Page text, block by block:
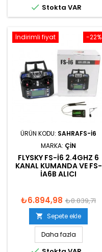
 Stokta VAR
-22%
İndirimli fiyat
ÜRÜN KODU: SAHRAFS-I6
MARKA: ÇIN
FLYSKY FS-I6 2.4GHZ 6
KANAL KUMANDA VE FS-
IA6B ALICI
₺6.894,98 ₺8.839,71
 Sepete ekle
Daha fazla